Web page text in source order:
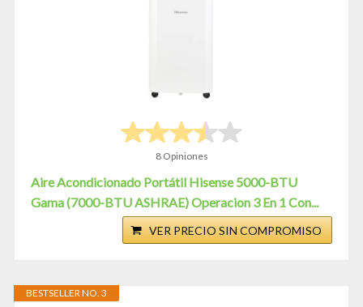
8 Opiniones
Aire Acondicionado Portátil Hisense 5000-BTU
Gama (7000-BTU ASHRAE) Operacion 3 En 1 Con...
VER PRECIO SIN COMPROMISO
BESTSELLER NO. 3